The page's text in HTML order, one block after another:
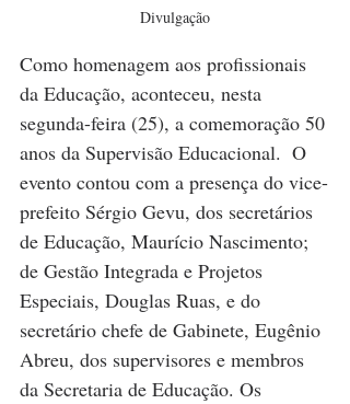
Divulgação
Como homenagem aos profissionais
da Educação, aconteceu, nesta
segunda-feira (25), a comemoração 50
anos da Supervisão Educacional.  O
evento contou com a presença do vice-
prefeito Sérgio Gevu, dos secretários
de Educação, Maurício Nascimento;
de Gestão Integrada e Projetos
Especiais, Douglas Ruas, e do
secretário chefe de Gabinete, Eugênio
Abreu, dos supervisores e membros
da Secretaria de Educação. Os